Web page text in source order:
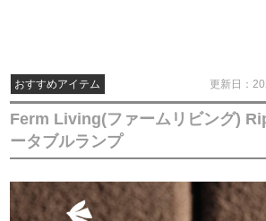
おすすめアイテム 更新日：
Ferm Living(ファームリビング)
ータブルランプ